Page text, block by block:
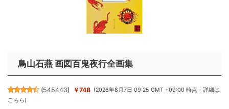
鳥山石燕 画図百鬼夜行全画集
(545443) ￥748 (2026年8月7日 09:25 GMT +09:00 時点 -詳細は
こちら)